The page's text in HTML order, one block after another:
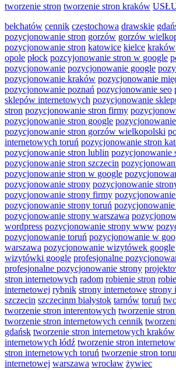
z
Skuteczne
pozycjonowanie!
tworzenie stron tworzenie stron kraków
bełchatów cennik częstochowa drawskie
pozycjonowanie stron gorzów gorzów
pozycjonowanie stron katowice kielce kraków
opole płock pozcyjonowanie stron w google
pozycjonowanie pozycjonowanie google
pozycjonowanie kraków pozycjonowanie
pozycjonowanie poznań pozycjonowanie seo
sklepów internetowych pozycjonowanie
stron pozycjonowanie stron firmy
pozycjonowanie stron google
pozycjonowanie stron gorzów wielkopolski
internetowych toruń pozycjonowanie stron
pozycjonowanie stron lublin pozycjonowanie
pozycjonowanie stron szczecin
pozycjonowanie stron w google
pozycjonowanie strony pozycjonowanie
pozycjonowanie strony firmy
pozycjonowanie strony toruń
pozycjonowanie strony warszawa
wordpress pozycjonowanie strony www
pozycjonowanie toruń pozycjonowanie w
warszawa pozycjonowanie wizytówek google
wizytówki google profesjonalne
profesjonalne pozycjonowanie strony
stron internetowych radom robienie stron
internetowej rybnik strony internetowe strony
szczecin szczecinm białystok tarnów toruń
tworzenie stron interentowych tworzenie
tworzenie stron internetowych cennik
gdańsk tworzenie stron internetowych kraków
internetowych łódź tworzenie stron
stron internetowych toruń tworzenie stron
internetowej warszawa wrocław żywiec